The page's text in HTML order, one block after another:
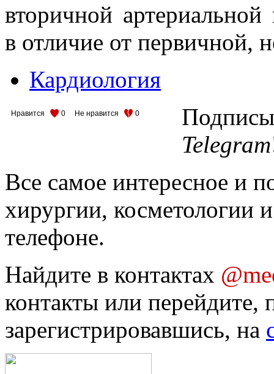
вторичной
в отличие от первичной,
Кардиология
Нравится 0 Не нравится 0
Telegram
Все самое интересное и
хирургии, косметологии
телефоне.
Найдите в контактах
контакты или перейдите,
зарегистрировавшись, на